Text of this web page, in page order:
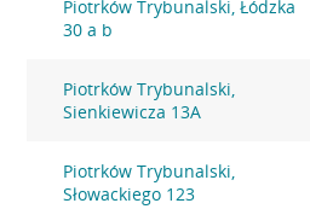
Piotrków Trybunalski, Łódzka
30 a b
Piotrków Trybunalski,
Sienkiewicza 13A
Piotrków Trybunalski,
Słowackiego 123